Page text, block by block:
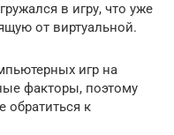
в игру, что уже
от виртуальной.
игр на
факторы, поэтому
обратиться к